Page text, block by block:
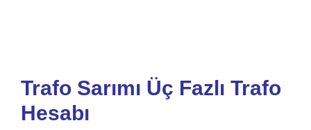
Trafo Sarımı Üç Fazlı Trafo
Hesabı